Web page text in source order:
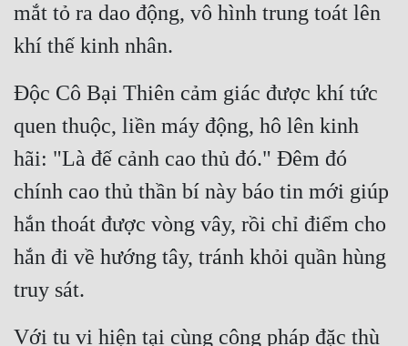
Sủng
Thanh Xuân
Tiểu Thuyết
Trinh Thám
Triều Đấu
mắt tỏ ra dao động, vô hình trung toát lên
khí thế kinh nhân.
Độc Cô Bại Thiên cảm giác được khí tức
quen thuộc, liền máy động, hô lên kinh
hãi: "Là đế cảnh cao thủ đó." Đêm đó
chính cao thủ thần bí này báo tin mới giúp
hắn thoát được vòng vây, rồi chỉ điểm cho
hắn đi về hướng tây, tránh khỏi quần hùng
truy sát.
Với tu vi hiện tại cùng công pháp đặc thù